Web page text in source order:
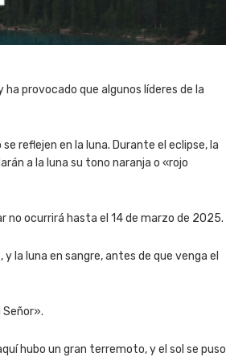
provocado que algunos líderes de la
reflejen en la luna. Durante el eclipse, la
a la luna su tono naranja o «rojo
no ocurrirá hasta el 14 de marzo de 2025.
la luna en sangre, antes de que venga el
hubo un gran terremoto, y el sol se puso